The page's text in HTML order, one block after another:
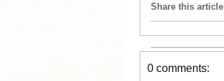
Share this article
0 comments: